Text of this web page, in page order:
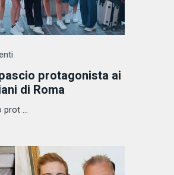
protagonista ai
di Roma
prot ...